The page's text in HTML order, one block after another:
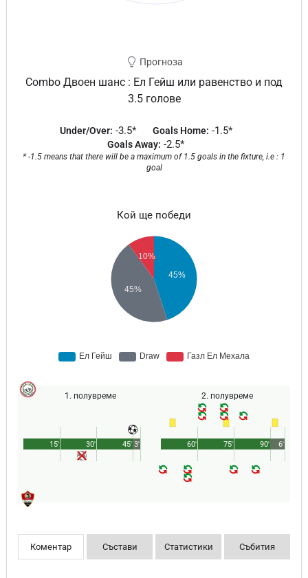
Прогноза
Combo Двоен шанс : Ел Гейш или равенство и под
3.5 голове
Under/Over: -3.5* Goals Home: -1.5*
Goals Away: -2.5*
* -1.5 means that there will be a maximum of 1.5 goals in the fixture, i.e : 1
goal
Кой ще победи
1. полувреме
45'
15' 30' 3'
2. полувреме
90'
60' 75' 6'
Коментар Състави Статистики Събития